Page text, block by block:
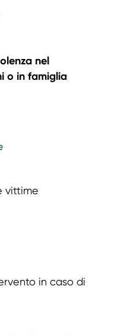
nel
o in famiglia
vittime
in caso di